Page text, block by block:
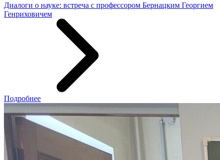
Диалоги о науке: встреча с профессором Бернацким Георгием
Генриховичем
Подробнее